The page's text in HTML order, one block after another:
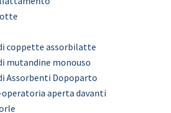
coppette assorbilatte
mutandine monouso
Assorbenti Dopoparto
operatoria aperta davanti